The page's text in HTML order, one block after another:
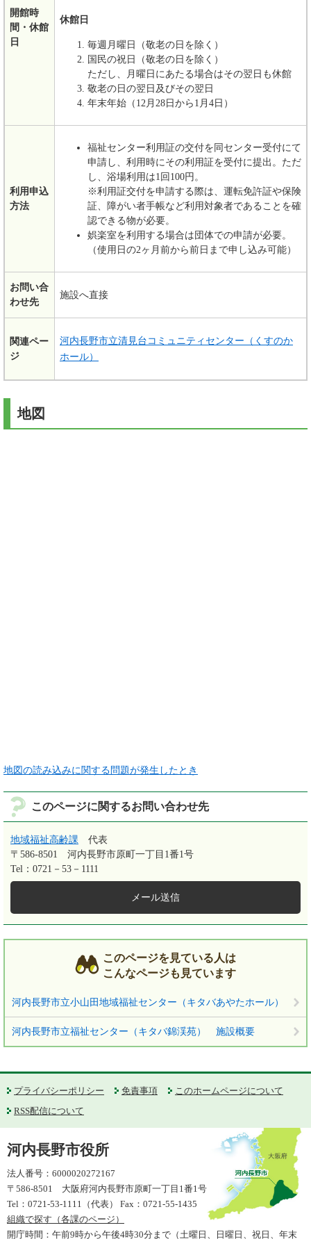
開館時
間・休館
日
休館日
毎週月曜日（敬老の日を除く）
国民の祝日（敬老の日を除く）
ただし、月曜日にあたる場合はその翌日も休館
敬老の日の翌日及びその翌日
年末年始（12月28日から1月4日）
利用申込
方法
福祉センター利用証の交付を同センター受付にて
申請し、利用時にその利用証を受付に提出。ただ
し、浴場利用は1回100円。
※利用証交付を申請する際は、運転免許証や保険
証、障がい者手帳など利用対象者であることを確
認できる物が必要。
娯楽室を利用する場合は団体での申請が必要。
（使用日の2ヶ月前から前日まで申し込み可能）
お問い合
わせ先
施設へ直接
関連ペー
ジ
河内長野市立清見台コミュニティセンター（くすのか
ホール）
地図
地図の読み込みに関する問題が発生したとき
このページに関するお問い合わせ先
地域福祉高齢課
代表
〒586-8501
河内長野市原町一丁目1番1号
Tel：0721－53－1111
メール送信
このページを見ている人は
こんなページも見ています
河内長野市立小山田地域福祉センター（キタバあやたホール）
河内長野市立福祉センター（キタバ錦渓苑） 施設概要
プライバシーポリシー 免責事項
このホームページについて
RSS配信について
河内長野市役所
法人番号：6000020272167
〒586-8501 大阪府河内長野市原町一丁目1番1号
Tel：0721-53-1111（代表） Fax：0721-55-1435
組織で探す（各課のページ）
開庁時間：午前9時から午後4時30分まで（土曜日、日曜日、祝日、年末